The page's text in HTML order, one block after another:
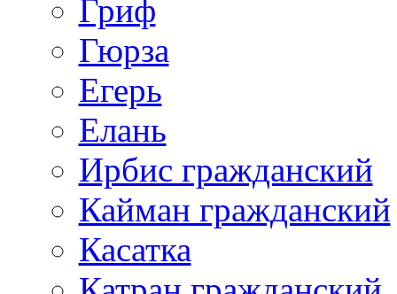
Гриф
Гюрза
Егерь
Елань
Ирбис гражданский
Кайман гражданский
Касатка